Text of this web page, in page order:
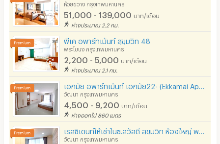
ห้วยขวาง กรุงเทพมหานคร
51,000 - 139,000 บาท/เดือน
ห่างประมาณ 2.2 กม.
พีเค อพาร์ทเม้นท์ สุขุมวิท 48
พระโขนง กรุงเทพมหานคร
2,200 - 5,000 บาท/เดือน
ห่างประมาณ 2.1 กม.
วัฒนา กรุงเทพมหานคร
4,500 - 9,200 บาท/เดือน
ห่างออกไป 860 เมตร
วัฒนา กรุงเทพมหานคร